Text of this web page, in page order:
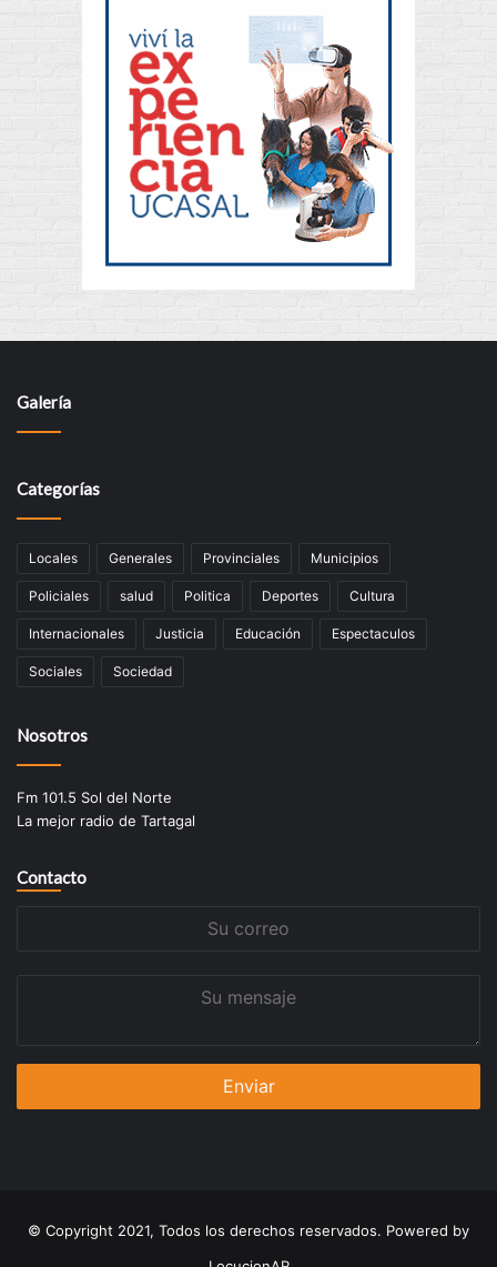
Galería
Categorías
Locales Generales Provinciales Municipios
Policiales salud Politica Deportes Cultura
Internacionales Justicia Educación Espectaculos
Sociales Sociedad
Nosotros
Fm 101.5 Sol del Norte
La mejor radio de Tartagal
Contacto
© Copyright 2021, Todos los derechos reservados. Powered by